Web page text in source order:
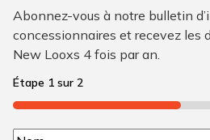
Abonnez-vous à notre bulletin
concessionnaires et recevez les
New Looxs 4 fois par an.
Étape 1 sur 2
50%